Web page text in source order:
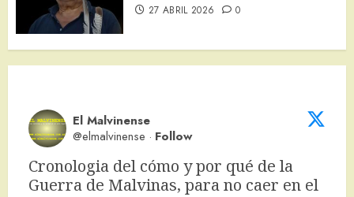
27 ABRIL 2026 0
El Malvinense
@elmalvinense · Follow
Cronologia del cómo y por qué de la
Guerra de Malvinas, para no caer en el